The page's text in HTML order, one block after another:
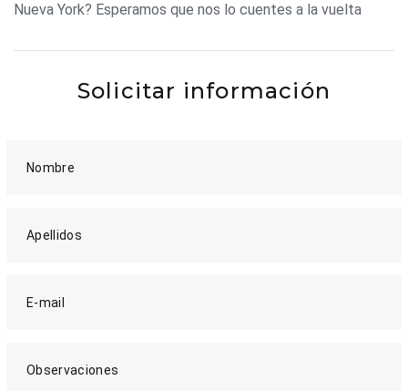
Nueva York? Esperamos que nos lo cuentes a la vuelta
Solicitar información
Nombre
Apellidos
E-mail
Observaciones